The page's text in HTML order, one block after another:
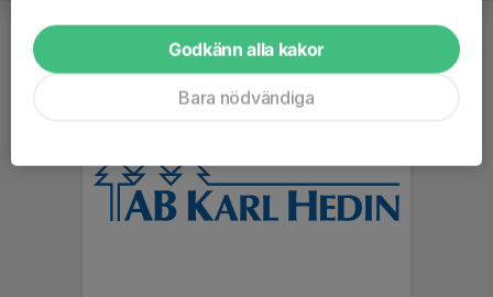
Godkänn alla kakor
Bara nödvändiga